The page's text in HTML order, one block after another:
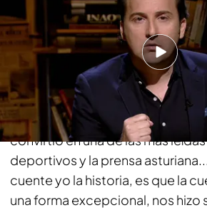
10 DIC 2018 - 01:35h.
Compartir
"... La premonición de la muerte
que su mujer contó en nuestro
convirtió en una de las más
deportivos y la prensa
cuente yo la historia, es que la
una forma excepcional, nos hizo